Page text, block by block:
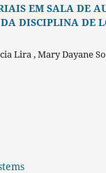
EM SALA DE
DISCIPLINA DE
Lira , Mary Dayane